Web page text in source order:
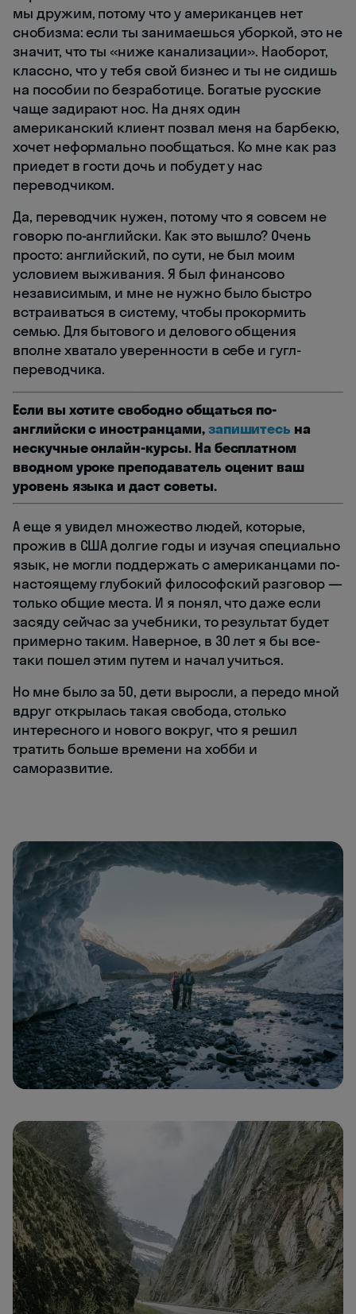
мы дружим, потому что у американцев нет
снобизма: если ты занимаешься уборкой, это не
значит, что ты «ниже канализации». Наоборот,
классно, что у тебя свой бизнес и ты не сидишь
на пособии по безработице. Богатые русские
чаще задирают нос. На днях один
американский клиент позвал меня на барбекю,
хочет неформально пообщаться. Ко мне как раз
приедет в гости дочь и побудет у нас
переводчиком.
Да, переводчик нужен, потому что я совсем не
говорю по-английски. Как это вышло? Очень
просто: английский, по сути, не был моим
условием выживания. Я был финансово
независимым, и мне не нужно было быстро
встраиваться в систему, чтобы прокормить
семью. Для бытового и делового общения
вполне хватало уверенности в себе и гугл-
переводчика.
Если вы хотите свободно общаться по-
английски с иностранцами,запишитесь на
нескучные онлайн-курсы. На бесплатном
вводном уроке преподаватель оценит ваш
уровень языка и даст советы.
А еще я увидел множество людей, которые,
прожив в США долгие годы и изучая специально
язык, не могли поддержать с американцами по-
настоящему глубокий философский разговор —
только общие места. И я понял, что даже если
засяду сейчас за учебники, то результат будет
примерно таким. Наверное, в 30 лет я бы все-
таки пошел этим путем и начал учиться.
Но мне было за 50, дети выросли, а передо мной
вдруг открылась такая свобода, столько
интересного и нового вокруг, что я решил
тратить больше времени на хобби и
саморазвитие.